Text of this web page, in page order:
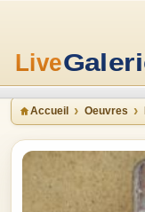
Accueil Oeuvres